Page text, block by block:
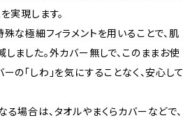
実現します。
な極細フィラメントを用いることで、肌
ました。外カバー無しで、このままお使
の「しわ」を気にすることなく、安心して
場合は、タオルやまくらカバーなどで、